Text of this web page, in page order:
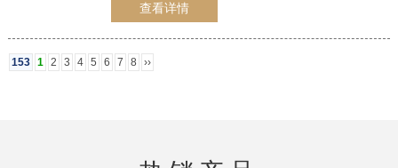
查看详情
153 1 2 3 4 5 6 7 8 ››